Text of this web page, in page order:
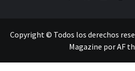
Copyright © Todos los derechos
Magazine porAF